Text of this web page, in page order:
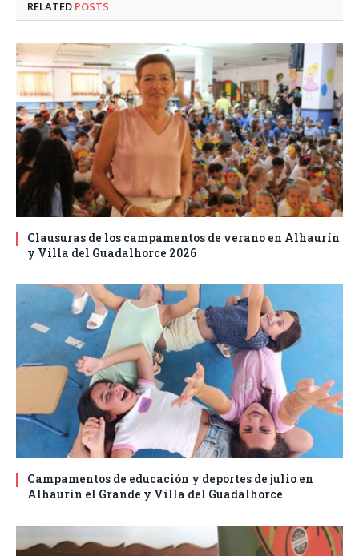
RELATED POSTS
Clausuras de los campamentos de verano en Alhaurín
y Villa del Guadalhorce 2026
Campamentos de educación y deportes de julio en
Alhaurín el Grande y Villa del Guadalhorce